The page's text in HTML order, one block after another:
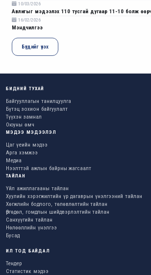
10/03/2026
Авлигыг мэдээлэх 110 тусгай дугаар 11-10 болж
16/02/2026
Мэндчилгээ
Бүгдийг үзэх
БИДНИЙ ТУХАЙ
Байгууллагын танилцуулга
Бүтэц зохион байгуулалт
Түүхэн замнал
Оюуны өмч
МЭДЭЭ МЭДЭЭЛЭЛ
Цаг үеийн мэдээ
Арга хэмжээ
Медиа
Нээлттэй ажлын байрны жагсаалт
ТАЙЛАН
Үйл ажиллагааны тайлан
Хуулийн хэрэгжилтийн үр дагаврын үнэлгээний тайлан
Хөгжлийн бодлого, төлөвлөлтийн тайлан
Өргөдөл, гомдлын шийдвэрлэлтийн тайлан
Санхүүгийн тайлан
Нөлөөллийн үнэлгээ
Бусад
ИЛ ТОД БАЙДАЛ
Тендер
Статистик мэдээ